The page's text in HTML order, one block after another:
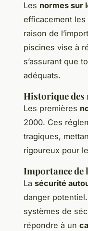
Les normes sur
efficacement
raison de
piscines vise à
s’assurant que
adéquats.
Historique des
Les premières
2000. Ces
tragiques,
rigoureux pour
Importance de
La sécurité
danger
systèmes de
répondre à un